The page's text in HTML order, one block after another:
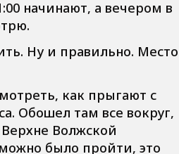
начинают, а вечером в
Ну и правильно. Место
как прыгают с
Обошел там все вокруг,
Волжской
было пройти, это